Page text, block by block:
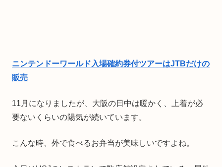
ニンテンドーワールド入場確約券付ツアーはJTBだけの
販売
11月になりましたが、大阪の日中は暖かく、上着が必
要ないくらいの陽気が続いています。
こんな時、外で食べるお弁当が美味しいですよね。